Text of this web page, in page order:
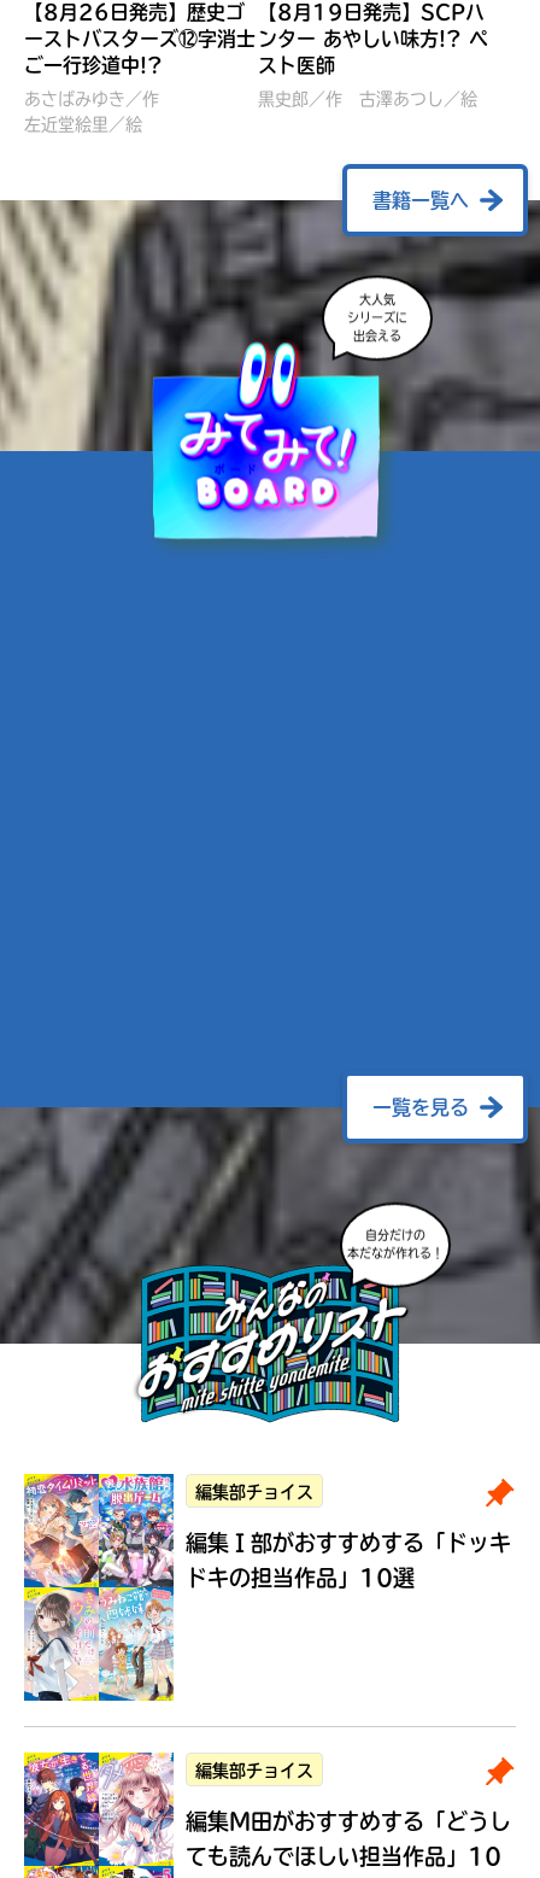
ぼくたちのマインクラフト
冒険記 エンチャント剣
VS暴走モブ
営委員会／協力
レッツゴー！まいぜんシス
ターズ とつぜん、王様に
佐久間さのすけ／絵
【8月26日発売】歴史ゴ
ーストバスターズ⑫字消士
ご一行珍道中!?
あさばみゆき／作
左近堂絵里／絵
【8月19日発売】SCPハ
ンター あやしい味方!? ペ
スト医師
黒史郎／作 古澤あつし／絵
書籍一覧へ
大人気
シリーズに
出会える
一覧を見る
自分だけの
本だなが作れる！
編集部チョイス
編集Ｉ部がおすすめする 「ドッキ
ドキの担当作品」10選
編集部チョイス
編集M田がおすすめする 「どうし
ても読んでほしい担当作品」10